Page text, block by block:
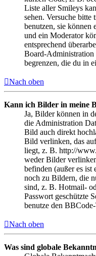
Liste aller Smileys
sehen. Versuche
benutzen, sie können
und ein Moderator
entsprechend
Board-Administration
begrenzen, die du in
Nach oben
Kann ich Bilder in meine
Ja, Bilder können in
die Administration
Bild auch direkt
Bild verlinken, das
liegt, z. B. http://
weder Bilder
befinden (außer es
noch zu Bildern, die
sind, z. B. Hotmail-
Passwort geschützte
benutze den
Nach oben
Was sind globale